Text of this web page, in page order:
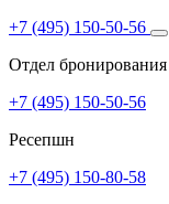
+7 (495) 150-50-56
Отдел бронирования
+7 (495) 150-50-56
Ресепшн
+7 (495) 150-80-58